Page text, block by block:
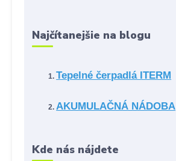
Najčítanejšie na blogu
Tepelné čerpadlá ITERM
AKUMULAČNÁ NÁDOBA
Kde nás nájdete